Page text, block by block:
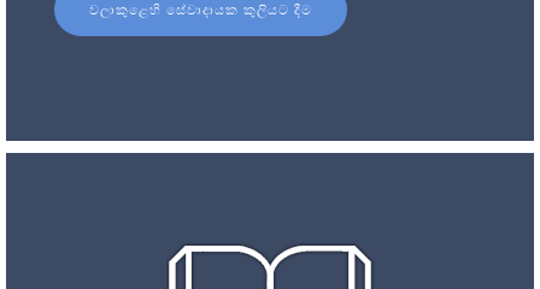
වලාකුළෙහි සේවාදායක කුලියට දීම